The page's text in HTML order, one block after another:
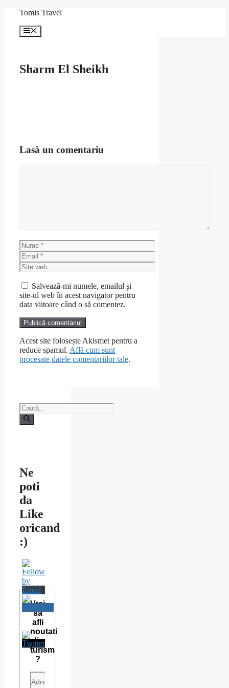
conținut
Tomis Travel
Meniu
Sharm El Sheikh
Lasă un comentariu
Nume
Email
Site
web
Salvează-mi numele, emailul și
site-ul web în acest navigator pentru
data viitoare când o să comentez.
Acest site folosește Akismet pentru a
reduce spamul. Află cum sunt
procesate datele comentariilor tale.
Caută
după:
Ne
poti
da
Like
oricand
:)
Vrei
sa
afli
noutati
din
turism
?